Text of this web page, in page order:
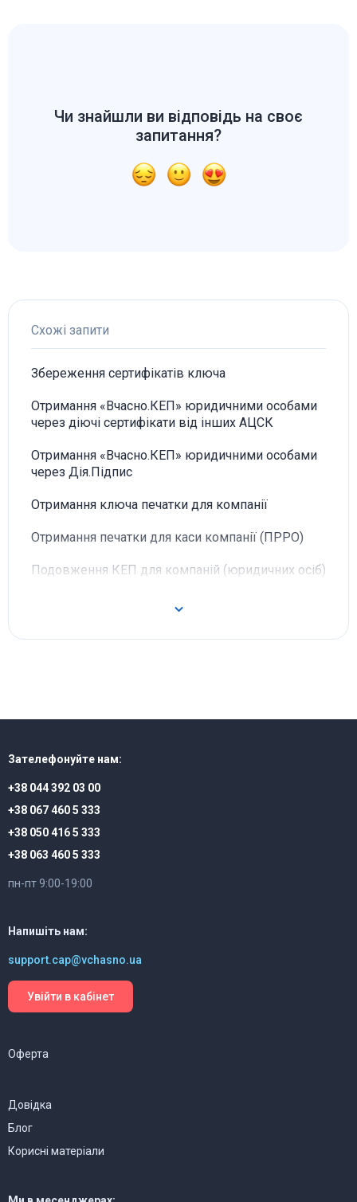
Чи знайшли ви відповідь на своє
запитання?
Схожі запити
Збереження сертифікатів ключа
Отримання «Вчасно.КЕП» юридичними особами
через діючі сертифікати від інших АЦСК
Отримання «Вчасно.КЕП» юридичними особами
через Дія.Підпис
Отримання ключа печатки для компанії
Отримання печатки для каси компанії (ПРРО)
Подовження КЕП для компаній (юридичних осіб)
Зателефонуйте нам:
+38 044 392 03 00
+38 067 460 5 333
+38 050 416 5 333
+38 063 460 5 333
пн-пт 9:00-19:00
Напишіть нам:
support.cap@vchasno.ua
Увійти в кабінет
Оферта
Довідка
Блог
Корисні матеріали